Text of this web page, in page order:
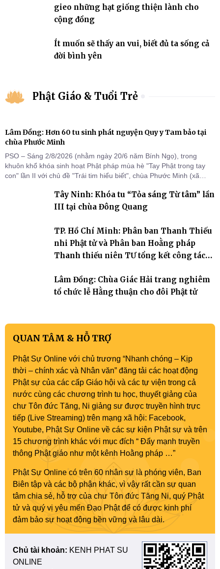
gieo những hạt giống thiện lành cho
cộng đồng
Ít muốn sẽ thấy an vui, biết đủ ta sống cả
đời bình yên
Phật Giáo & Tuổi Trẻ
Lâm Đồng: Hơn 60 tu sinh phát nguyện Quy y Tam bảo tại
chùa Phước Minh
PSO – Sáng 2/8/2026 (nhằm ngày 20/6 năm Bính Ngọ), trong
khuôn khổ khóa sinh hoạt Phật pháp mùa hè "Tay Phật trong tay
con" lần II với chủ đề "Trái tim hiểu biết", chùa Phước Minh (xã
cho hơn 60 tu sinh.Tây Ninh: Khóa tu “Tỏa sáng Từ tâm” lần
III tại chùa Đông Quang
TP. Hồ Chí Minh: Phân ban Thanh Thiếu
nhi Phật tử và Phân ban Hoằng pháp
Thanh thiếu niên TƯ tổng kết công tác
Lâm Đồng: Chùa Giác Hải trang nghiêm
tổ chức lễ Hằng thuận cho đôi Phật tử
QUAN TÂM & HỖ TRỢ
Phật Sự Online với chủ trương “Nhanh chóng – Kịp
thời – chính xác và Nhân văn” đăng tải các hoạt động
Phật sự của các cấp Giáo hội và các tự viện trong cả
nước cùng các chương trình tu học, thuyết giảng của
chư Tôn đức Tăng, Ni giảng sư được truyền hình trực
tiếp (Live Streaming) trên mạng xã hội: Facebook,
Youtube, Phật Sự Online về các sự kiện Phật sự và trên
15 chương trình khác với mục đích “ Đẩy mạnh truyền
thông Phật giáo như một kênh Hoằng pháp …”
Phật Sự Online có trên 60 nhân sự là phóng viên, Ban
Biên tập và các bộ phận khác, vì vậy rất cần sự quan
tâm chia sẻ, hỗ trợ của chư Tôn đức Tăng Ni, quý Phật
tử và quý vị yêu mến Đạo Phật để có được kinh phí
đảm bảo sự hoạt động bền vững và lâu dài.
Chủ tài khoản: KENH PHAT SU
ONLINE